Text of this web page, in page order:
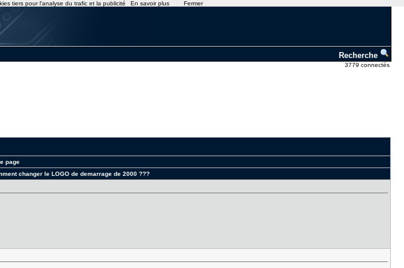
Recherche
3779 connectés
page
changer le LOGO de demarrage de 2000 ???
tiers pour l'analyse du trafic et la publicité En savoir plus Fermer